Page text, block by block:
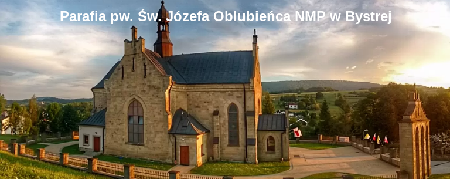
Przejdź
do
treści
Parafia pw. Św. Józefa Oblubieńca NMP w Bystrej